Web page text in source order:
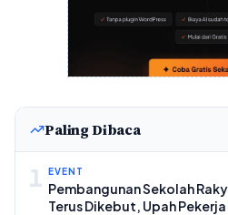
Paling Dibaca
1 EVENT
Pembangunan Sekolah
Terus Dikebut, Upah